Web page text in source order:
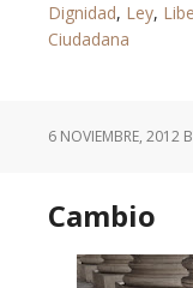
Dignidad, Ley,
Ciudadana
6 NOVIEMBRE, 2012
Cambio